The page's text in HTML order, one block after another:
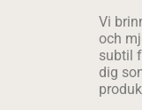
Vi
och
subtil
dig